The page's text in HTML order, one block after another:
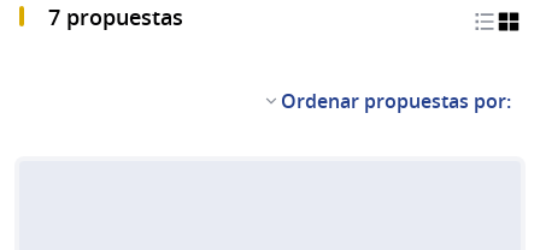
7 propuestas
Ordenar propuestas por: